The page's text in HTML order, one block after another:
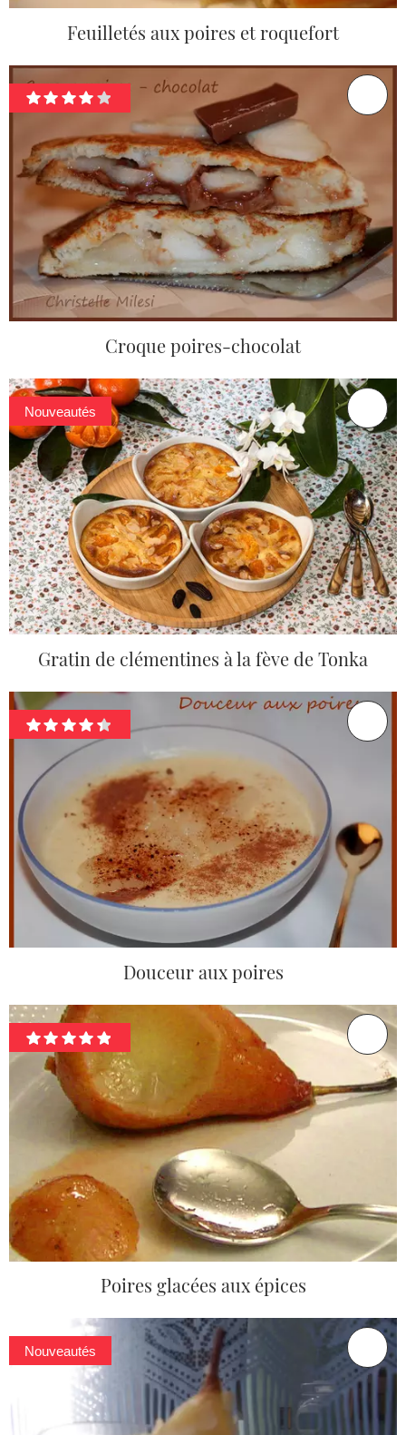
Feuilletés aux poires et roquefort
Croque poires-chocolat
Nouveautés
Gratin de clémentines à la fève de Tonka
Douceur aux poires
Poires glacées aux épices
Nouveautés